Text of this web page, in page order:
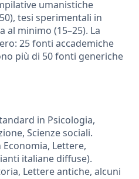
umanistiche
tesi sperimentali in
minimo (15–25). La
25 fonti accademiche
più di 50 fonti generiche
in Psicologia,
Scienze sociali.
Economia, Lettere,
italiane diffuse).
Lettere antiche, alcuni